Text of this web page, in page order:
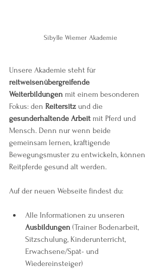
Sibylle Wiemer Akademie
Unsere Akademie steht für
reitweisenübergreifende
Weiterbildungen mit einem besonderen
Fokus: den Reitersitz und die
gesunderhaltende Arbeit mit Pferd und
Mensch. Denn nur wenn beide
gemeinsam lernen, kräftigende
Bewegungsmuster zu entwickeln, können
Reitpferde gesund alt werden.
Auf der neuen Webseite findest du:
Alle Informationen zu unseren
Ausbildungen (Trainer Bodenarbeit,
Sitzschulung, Kinderunterricht,
Erwachsene/Spät- und
Wiedereinsteiger)